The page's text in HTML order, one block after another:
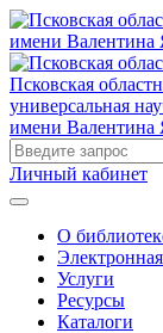
Псковская
универсальная
имени Валентина
Личный кабинет
О
Услуги
Ресурсы
Каталоги